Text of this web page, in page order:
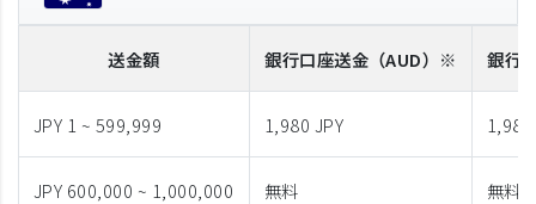
送金額 銀行口座送金 （AUD）※ 銀行
JPY 1 ~ 599,999 1,980 JPY 1,980
JPY 600,000 ~ 1,000,000 無料 無料